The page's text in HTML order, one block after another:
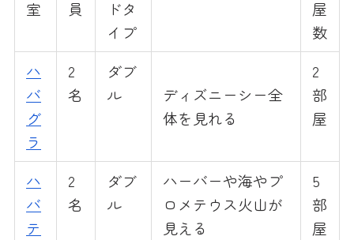
室
員
ドタ
イプ
屋
数
ハ
バ
グ
ラ
2
名
ダブ
ル
ディズニーシー全
体を見れる
2
部
屋
ハ
バ
テ
2
名
ダブ
ル
ハーバーや海やプ
ロメテウス火山が
見える
5
部
屋